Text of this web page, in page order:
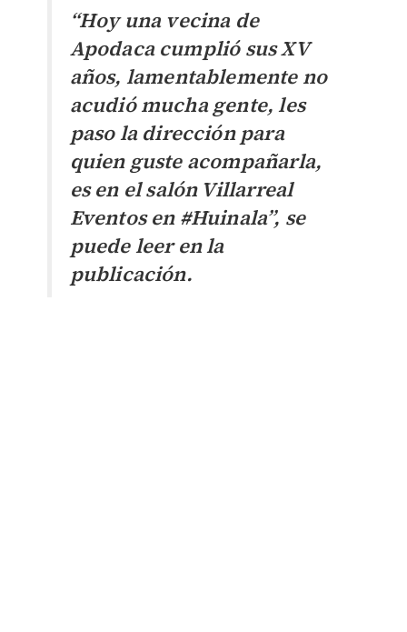
“Hoy una vecina de
Apodaca cumplió sus XV
años, lamentablemente no
acudió mucha gente, les
paso la dirección para
quien guste acompañarla,
es en el salón Villarreal
Eventos en #Huinala”, se
puede leer en la
publicación.